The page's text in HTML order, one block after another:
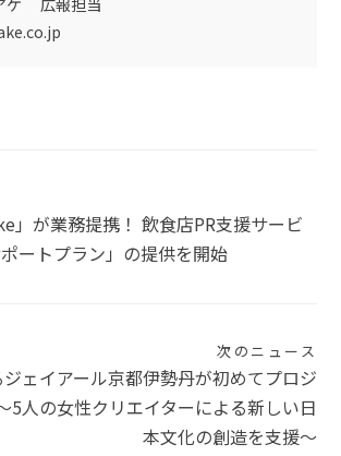
」が業務提携！ 飲食店PR支援サービ
ートプラン」の提供を開始
次のニュース
ェイアール京都伊勢丹が初めてプロジ
5人の女性クリエイターによる新しい日
本文化の創造を支援〜